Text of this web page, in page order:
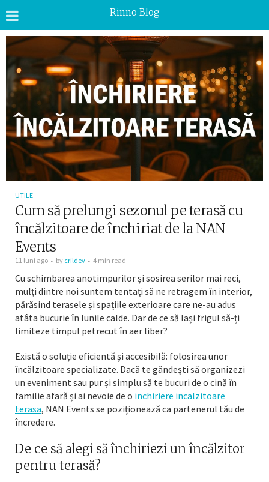
Rinno Blog
UTILE
Cum să prelungi sezonul pe terasă cu
încălzitoare de închiriat de la NAN
Events
11 luni ago by crildev 4 min read
Cu schimbarea anotimpurilor și sosirea serilor mai reci,
mulți dintre noi suntem tentați să ne retragem în interior,
părăsind terasele și spațiile exterioare care ne-au adus
atâta bucurie în lunile calde. Dar de ce să lași frigul să-ți
limiteze timpul petrecut în aer liber?
Există o soluție eficientă și accesibilă: folosirea unor
încălzitoare specializate. Dacă te gândești să organizezi
un eveniment sau pur și simplu să te bucuri de o cină în
familie afară și ai nevoie de o inchiriere incalzitoare
terasa, NAN Events se poziționează ca partenerul tău de
încredere.
De ce să alegi să închiriezi un încălzitor
pentru terasă?